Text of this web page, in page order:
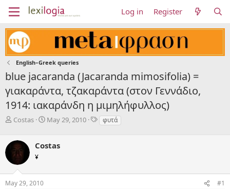
Log in Register
English–Greek queries
blue jacaranda (Jacaranda mimosifolia) =
γιακαράντα, τζακαράντα (στον Γεννάδιο,
1914: ιακαράνδη η μιμηλήφυλλος)
T
e
a
d
s
t
Costas
S
r
a
May 29, 2010
Tφυτά
Costas
¥
May 29, 2010 #1